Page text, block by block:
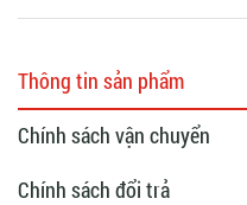
Thông tin sản phẩm
Chính sách vận chuyển
Chính sách đổi trả